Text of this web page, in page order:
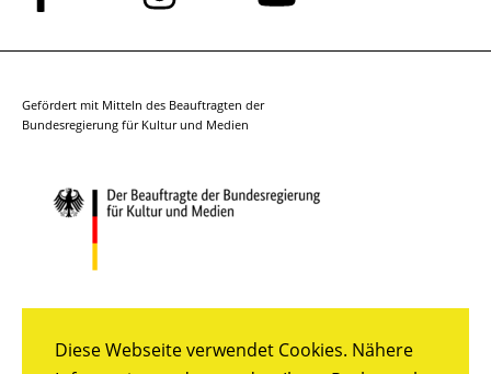
Diese Webseite verwendet Cookies. Nähere
uns
auf
uns
auf
auf
Gefördert mit Mitteln des Beauftragten der
Bundesregierung für Kultur und Medien